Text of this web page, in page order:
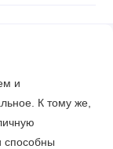
и
К тому же,
способны